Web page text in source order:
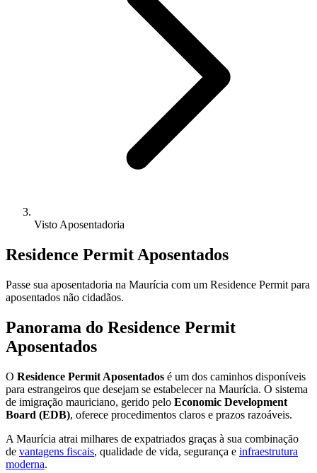
Visto Aposentadoria
Residence Permit Aposentados
Passe sua aposentadoria na Maurícia com um Residence Permit para
aposentados não cidadãos.
Panorama do Residence Permit
Aposentados
O Residence Permit Aposentados é um dos caminhos disponíveis
para estrangeiros que desejam se estabelecer na Maurícia. O sistema
de imigração mauriciano, gerido pelo Economic Development
Board (EDB), oferece procedimentos claros e prazos razoáveis.
A Maurícia atrai milhares de expatriados graças à sua combinação
de vantagens fiscais, qualidade de vida, segurança e infraestrutura
moderna.